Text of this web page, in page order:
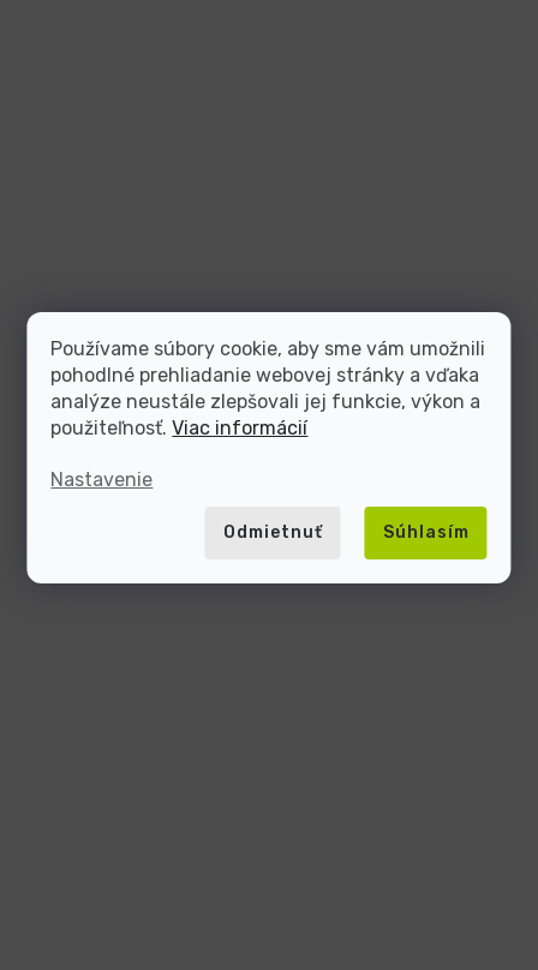
Používame súbory cookie, aby sme vám umožnili
pohodlné prehliadanie webovej stránky a vďaka
analýze neustále zlepšovali jej funkcie, výkon a
použiteľnosť.Viac informácií
Nastavenie
Odmietnuť Súhlasím